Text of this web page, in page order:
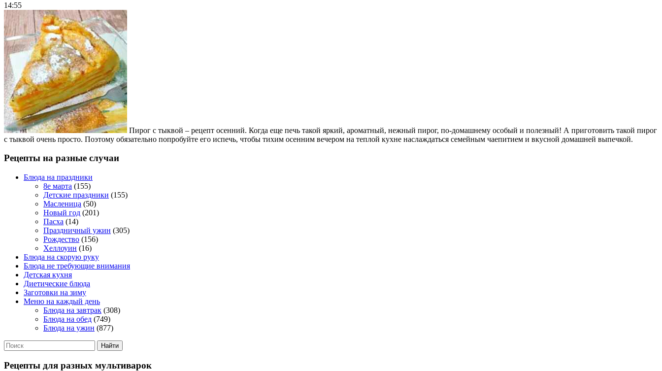
14:55
Пирог с тыквой – рецепт осенний. Когда еще печь такой яркий, ароматный, нежный пирог, по-домашнему особый и полезный! А приготовить такой пирог
с тыквой очень просто. Поэтому обязательно попробуйте его испечь, чтобы тихим осенним вечером на теплой кухне наслаждаться семейным чаепитием и вкусной домашней выпечкой.
Рецепты на разные случаи
Блюда на праздники
8е марта (155)
Детские праздники (155)
Масленица (50)
Новый год (201)
Пасха (14)
Праздничный ужин (305)
Рождество (156)
Хеллоуин (16)
Блюда на скорую руку
Блюда не требующие внимания
Детская кухня
Диетические блюда
Заготовки на зиму
Меню на каждый день
Блюда на завтрак (308)
Блюда на обед (749)
Блюда на ужин (877)
Рецепты для разных мультиварок